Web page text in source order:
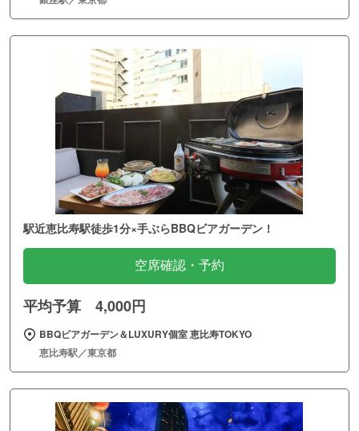
駅近恵比寿駅徒歩1分×手ぶらBBQビアガーデン！
空席確認・予約
平均予算 4,000円
BBQビアガーデン＆LUXURY個室 恵比寿TOKYO
恵比寿駅／東京都